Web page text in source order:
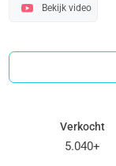
Bekijk video
Verkocht
5.040+